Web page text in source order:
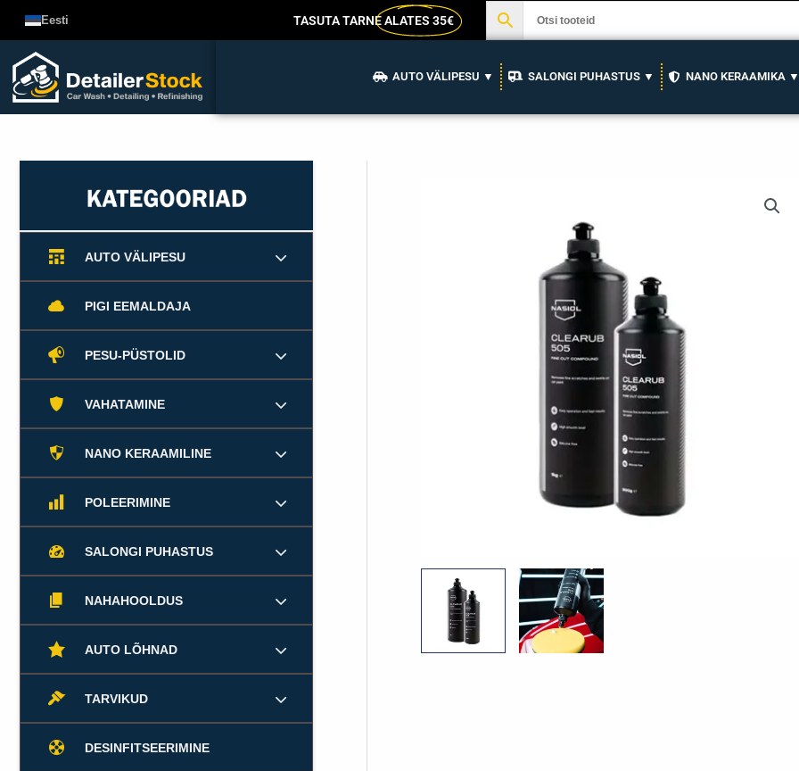
juurde
Eesti TASUTA TARNEALATES 35€
AUTO VÄLIPESU ▼ SALONGI PUHASTUS ▼ NANO KERAAMIKA ▼
AUTO VÄLIPESU
PIGI EEMALDAJA
PESU-PÜSTOLID
VAHATAMINE
NANO KERAAMILINE
POLEERIMINE
SALONGI PUHASTUS
NAHAHOOLDUS
AUTO LÕHNAD
TARVIKUD
DESINFITSEERIMINE